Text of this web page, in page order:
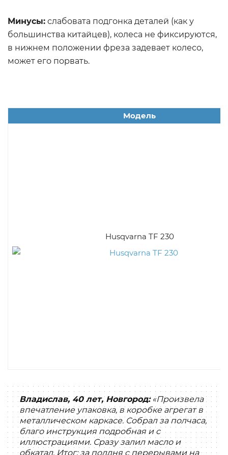
Минусы: слабовата подгонка деталей (как у
большинства китайцев), колеса не фиксируются,
в нижнем положении фреза задевает колесо,
может его порвать.
Модель
Husqvarna TF 230
Владислав, 40 лет, Новгород:«Произвела
впечатление упаковка, в коробке агрегат в
металлическом каркасе. Собрал за полчаса,
благо инструкция подробная и с
иллюстрациями. Сразу залил масло и
обкатал. Итог: за полдня с перерывами на